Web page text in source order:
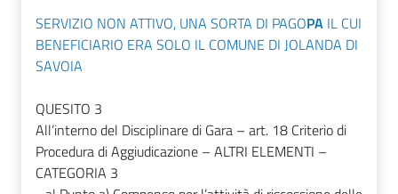
SERVIZIO NON ATTIVO, UNA SORTA DI PAGOPA IL CUI
BENEFICIARIO ERA SOLO IL COMUNE DI JOLANDA DI
SAVOIA
QUESITO 3
All’interno del Disciplinare di Gara – art. 18 Criterio di
Procedura di Aggiudicazione – ALTRI ELEMENTI –
CATEGORIA 3